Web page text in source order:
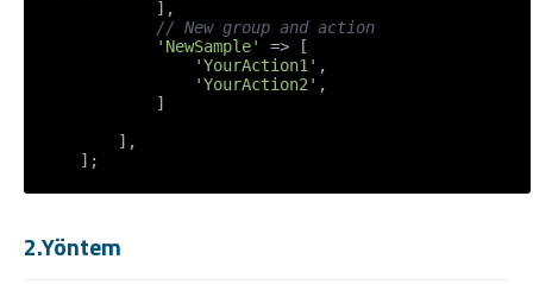
// New group and action
'NewSample'
=> [
'YourAction1' ,
'YourAction2' ,
    ];
2.Yöntem